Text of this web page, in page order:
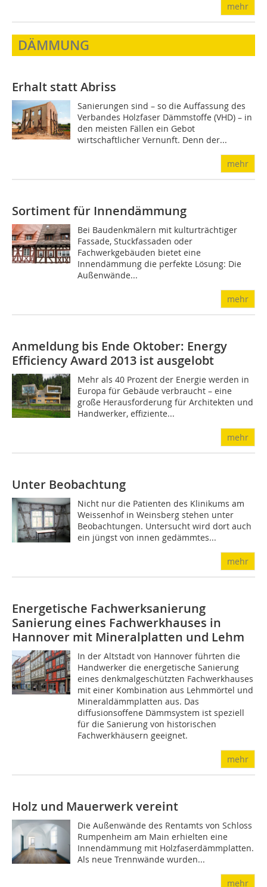
mehr
DÄMMUNG
Erhalt statt Abriss
Sanierungen sind – so die Auffassung des
Verbandes Holzfaser Dämmstoffe (VHD) – in
den meisten Fällen ein Gebot
wirtschaftlicher Vernunft. Denn der...
mehr
Sortiment für Innendämmung
Bei Baudenkmälern mit kulturträchtiger
Fassade, Stuckfassaden oder
Fachwerkgebäuden bietet eine
Innendämmung die perfekte Lösung: Die
Außenwände...
mehr
Anmeldung bis Ende Oktober: Energy
Efficiency Award 2013 ist ausgelobt
Mehr als 40 Prozent der Energie werden in
Europa für Gebäude verbraucht – eine
große Herausforderung für Architekten und
Handwerker, effiziente...
mehr
Unter Beobachtung
Nicht nur die Patienten des Klinikums am
Weissenhof in Weinsberg stehen unter
Beobachtungen. Untersucht wird dort auch
ein jüngst von innen gedämmtes...
mehr
Energetische Fachwerksanierung
Sanierung eines Fachwerkhauses in
Hannover mit Mineralplatten und Lehm
In der Altstadt von Hannover führten die
Handwerker die energetische Sanierung
eines denkmalgeschützten Fachwerkhauses
mit einer Kombination aus Lehmmörtel und
Mineraldämmplatten aus. Das
diffusionsoffene Dämmsystem ist speziell
für die Sanierung von historischen
Fachwerkhäusern geeignet.
mehr
Holz und Mauerwerk vereint
Die Außenwände des Rentamts von Schloss
Rumpenheim am Main erhielten eine
Innendämmung mit Holzfaserdämmplatten.
Als neue Trennwände wurden...
mehr